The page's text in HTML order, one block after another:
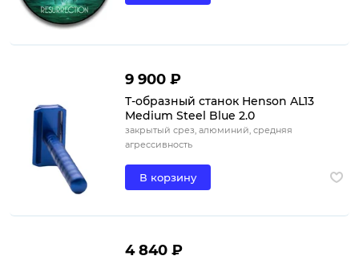
9 900 ₽
Т-образный станок Henson AL13
Medium Steel Blue 2.0
закрытый срез, алюминий, средняя
агрессивность
В корзину
4 840 ₽